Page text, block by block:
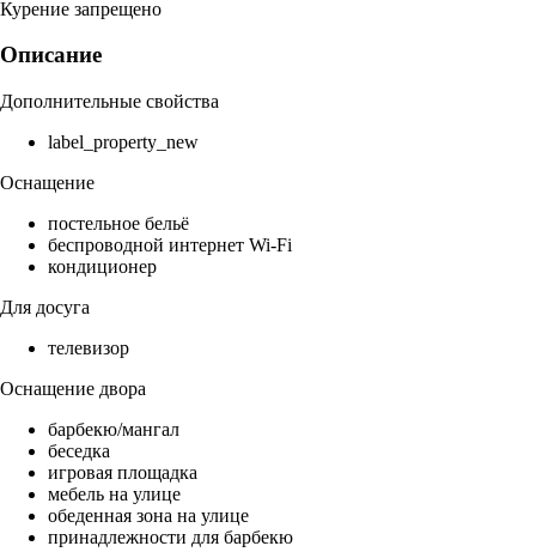
Курение запрещено
Описание
Дополнительные свойства
label_property_new
Оснащение
постельное бельё
беспроводной интернет Wi-Fi
кондиционер
Для досуга
телевизор
Оснащение двора
барбекю/мангал
беседка
игровая площадка
мебель на улице
обеденная зона на улице
принадлежности для барбекю